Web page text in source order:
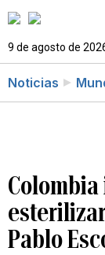
9 de agosto de
Noticias
Pablo